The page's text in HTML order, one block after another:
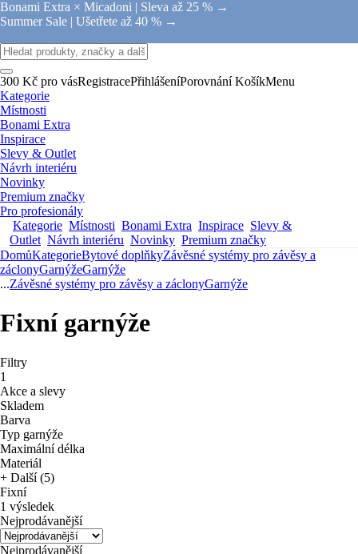
Bonami Extra × Micadoni | Sleva až 25 % →
Summer Sale | Ušetřete až 40 % →
300 Kč pro vásRegistracePřihlášeníPorovnání KošíkMenu
Kategorie
Místnosti
Bonami Extra
Inspirace
Slevy & Outlet
Návrh interiéru
Novinky
Premium značky
Pro profesionály
Kategorie Místnosti Bonami Extra Inspirace Slevy &
Outlet Návrh interiéru Novinky Premium značky
DomůKategorieBytové doplňkyZávěsné systémy pro závěsy a
záclonyGarnýžeGarnýže
...Závěsné systémy pro závěsy a záclonyGarnýže
Fixní garnýže
Filtry
1
Akce a slevy
Skladem
Barva
Typ garnýže
Maximální délka
Materiál
+ Další (5)
Fixní
1 výsledek
Nejprodávanější
Nejprodávanější